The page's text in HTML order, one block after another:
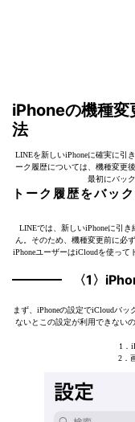
iPhoneの機種変
法
LINEを新しいiPhoneに確実に引
ーク履歴については、機種変更
最初にバッ
トーク履歴をバッ
LINEでは、新しいiPhoneに引
ん。そのため、機種変更前に必
iPhoneユーザーはiCloudを使っ
〈1〉
まず、iPhoneの設定でiCloudバ
ないとこの設定が利用できない
1．
2．